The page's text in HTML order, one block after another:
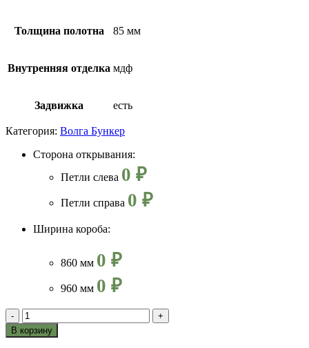
Толщина полотна 85 мм
Внутренняя отделка мдф
Задвижка есть
Категория: Волга Бункер
Сторона открывания:
Петли слева 0 ₽
Петли справа 0 ₽
Ширина короба:
860 мм 0 ₽
960 мм 0 ₽
-
+
В корзину